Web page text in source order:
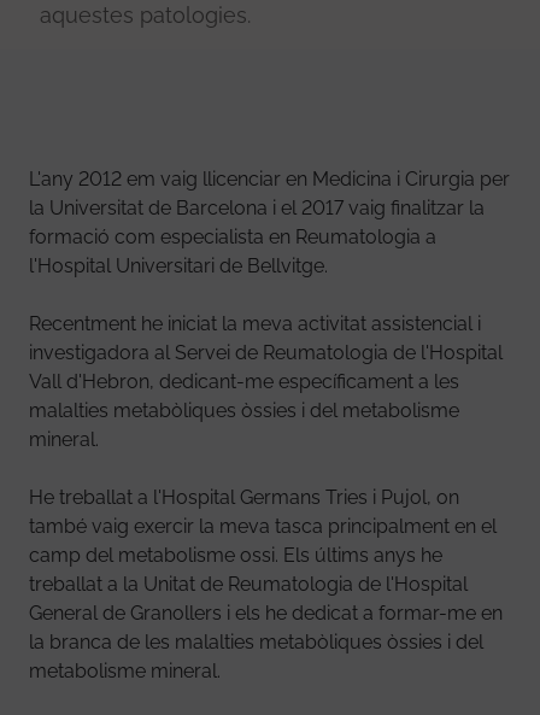
aquestes patologies.
L'any 2012 em vaig llicenciar en Medicina i Cirurgia per
la Universitat de Barcelona i el 2017 vaig finalitzar la
formació com especialista en Reumatologia a
l'Hospital Universitari de Bellvitge.
Recentment he iniciat la meva activitat assistencial i
investigadora al Servei de Reumatologia de l'Hospital
Vall d'Hebron, dedicant-me específicament a les
malalties metabòliques òssies i del metabolisme
mineral.
He treballat a l'Hospital Germans Tries i Pujol, on
també vaig exercir la meva tasca principalment en el
camp del metabolisme ossi. Els últims anys he
treballat a la Unitat de Reumatologia de l'Hospital
General de Granollers i els he dedicat a formar-me en
la branca de les malalties metabòliques òssies i del
metabolisme mineral.